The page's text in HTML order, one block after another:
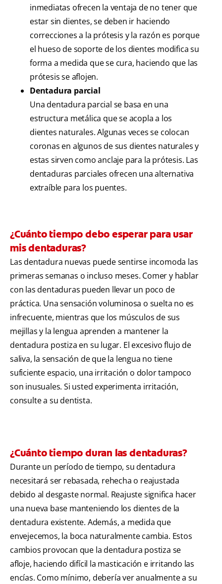
inmediatas ofrecen la ventaja de no tener que
estar sin dientes, se deben ir haciendo
correcciones a la prótesis y la razón es porque
el hueso de soporte de los dientes modifica su
forma a medida que se cura, haciendo que las
prótesis se aflojen.
Dentadura parcial
Una dentadura parcial se basa en una
estructura metálica que se acopla a los
dientes naturales. Algunas veces se colocan
coronas en algunos de sus dientes naturales y
estas sirven como anclaje para la prótesis. Las
dentaduras parciales ofrecen una alternativa
extraíble para los puentes.
¿Cuánto tiempo debo esperar para usar
mis dentaduras?
Las dentadura nuevas puede sentirse incomoda las
primeras semanas o incluso meses. Comer y hablar
con las dentaduras pueden llevar un poco de
práctica. Una sensación voluminosa o suelta no es
infrecuente, mientras que los músculos de sus
mejillas y la lengua aprenden a mantener la
dentadura postiza en su lugar. El excesivo flujo de
saliva, la sensación de que la lengua no tiene
suficiente espacio, una irritación o dolor tampoco
son inusuales. Si usted experimenta irritación,
consulte a su dentista.
¿Cuánto tiempo duran las dentaduras?
Durante un período de tiempo, su dentadura
necesitará ser rebasada, rehecha o reajustada
debido al desgaste normal. Reajuste significa hacer
una nueva base manteniendo los dientes de la
dentadura existente. Además, a medida que
envejecemos, la boca naturalmente cambia. Estos
cambios provocan que la dentadura postiza se
afloje, haciendo difícil la masticación e irritando las
encías. Como mínimo, debería ver anualmente a su